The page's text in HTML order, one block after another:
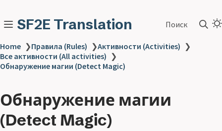
SF2E Translation Поиск
Home ❯Правила (Rules) ❯Активности (Activities) ❯
Все активности (All activities) ❯
Обнаружение магии (Detect Magic)
Обнаружение магии
(Detect Magic)